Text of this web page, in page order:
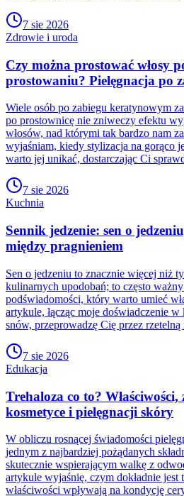
7 sie 2026
Zdrowie i uroda
Czy można prostować włosy
prostowaniu? Pielęgnacja po
Wiele osób po zabiegu keratynowym
po prostownicę nie zniweczy efektu
włosów, nad którymi tak bardzo nam
wyjaśniam, kiedy stylizacja na gorąco
warto jej unikać, dostarczając Ci
7 sie 2026
Kuchnia
Sennik jedzenie: sen o
między pragnieniem
Sen o jedzeniu to znacznie więcej niż
kulinarnych upodobań; to często
podświadomości, który warto umieć
artykule, łącząc moje doświadczenie
snów, przeprowadzę Cię przez rzetelną
7 sie 2026
Edukacja
Trehaloza co to? Właściwości,
kosmetyce i pielęgnacji skóry
W obliczu rosnącej świadomości
jednym z najbardziej pożądanych
skutecznie wspierającym walkę z
artykule wyjaśnię, czym dokładnie jest
właściwości wpływają na kondycję